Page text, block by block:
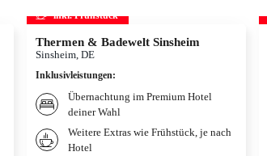
inkl. Frühstück
Thermen & Badewelt Sinsheim
Sinsheim, DE
Inklusivleistungen:
Übernachtung im Premium Hotel
deiner Wahl
Weitere Extras wie Frühstück, je nach
Hotel